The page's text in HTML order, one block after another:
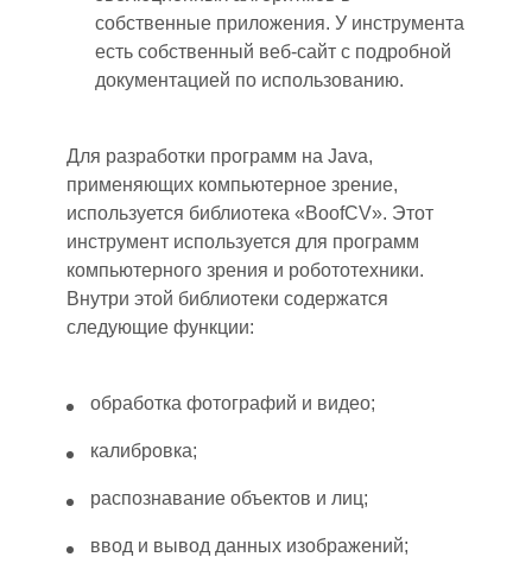
собственные приложения. У инструмента
есть собственный веб-сайт с подробной
документацией по использованию.
Для разработки программ на Java,
применяющих компьютерное зрение,
используется библиотека «BoofCV». Этот
инструмент используется для программ
компьютерного зрения и робототехники.
Внутри этой библиотеки содержатся
следующие функции:
обработка фотографий и видео;
калибровка;
распознавание объектов и лиц;
ввод и вывод данных изображений;